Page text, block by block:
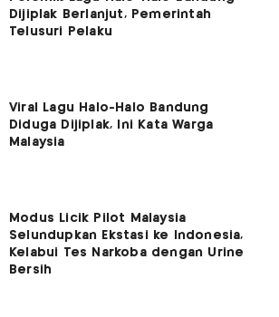
Dijiplak Berlanjut, Pemerintah
Telusuri Pelaku
Viral Lagu Halo-Halo Bandung
Diduga Dijiplak, Ini Kata Warga
Malaysia
Modus Licik Pilot Malaysia
Selundupkan Ekstasi ke Indonesia,
Kelabui Tes Narkoba dengan Urine
Bersih